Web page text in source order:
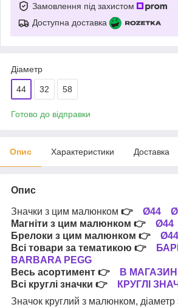
Замовлення під захистом
Доступна доставка
Діаметр
44 32 58
Готово до відправки
Опис Характеристики Доставка
Опис
Значки з цим малюнком 👉 Ø44
Магніти з цим малюнком 👉 Ø44
Брелоки з цим малюнком 👉 Ø44
Всі товари за тематикою 👉
BARBARA PEGG
Весь асортимент 👉
В МАГАЗИН
Всі круглі значки 👉
КРУГЛІ
Значок круглий з малюнком, діаметр